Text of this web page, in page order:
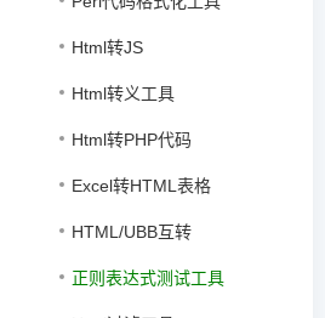
Html转JS
Html转义工具
Html转PHP代码
Excel转HTML表格
HTML/UBB互转
正则表达式测试工具